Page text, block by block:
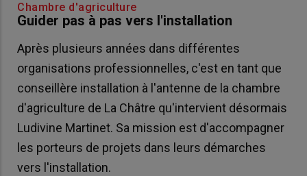
Chambre d'agriculture
Guider pas à pas vers l'installation
Après plusieurs années dans différentes
organisations professionnelles, c'est en tant que
conseillère installation à l'antenne de la chambre
d'agriculture de La Châtre qu'intervient désormais
Ludivine Martinet. Sa mission est d'accompagner
les porteurs de projets dans leurs démarches
vers l'installation.